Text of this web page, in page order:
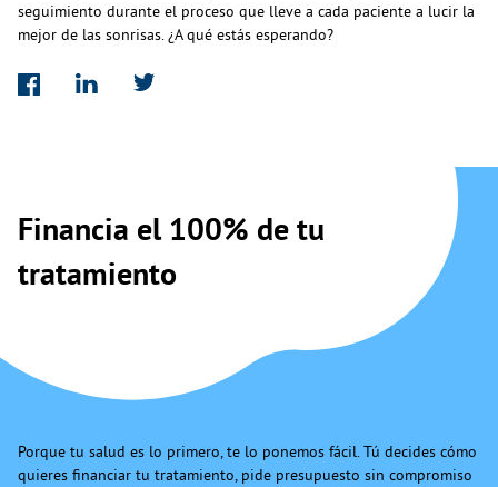
seguimiento durante el proceso que lleve a cada paciente a lucir la
mejor de las sonrisas. ¿A qué estás esperando?
Financia el 100% de tu
tratamiento
Porque tu salud es lo primero, te lo ponemos fácil. Tú decides cómo
quieres financiar tu tratamiento, pide presupuesto sin compromiso